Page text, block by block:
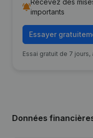
Recevez des
importants
Essayer
Essai gratuit de 7
Données